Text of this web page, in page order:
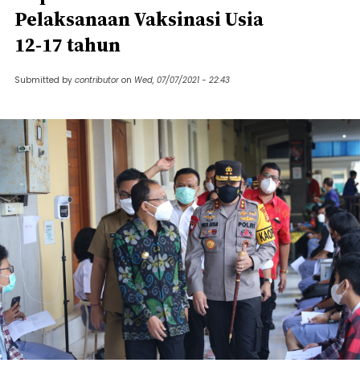
Pelaksanaan Vaksinasi Usia
12-17 tahun
Submitted by contributor on Wed, 07/07/2021 - 22:43